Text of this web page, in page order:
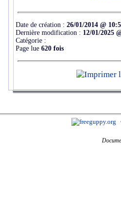
Date de création : 26/01/2014 @
Dernière modification : 12/01/2025
Catégorie :
Page lue 620 fois